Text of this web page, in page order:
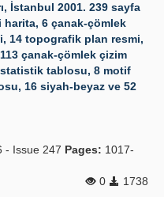
İstanbul 2001. 239 sayfa
6 çanak-çömlek
14 topografik plan resmi,
çanak-çömlek çizim
tablosu, 8 motif
16 siyah-beyaz ve 52
- Issue 247 Pages: 1017-
0
1738